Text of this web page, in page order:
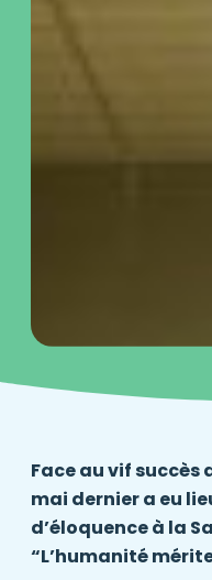
Face au vif succès
mai dernier a eu
d’éloquence à la
“L’humanité